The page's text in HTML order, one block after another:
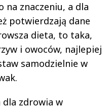
na znaczeniu, a dla
potwierdzają dane
dieta, to taka,
i owoców, najlepiej
samodzielnie w
dla zdrowia w